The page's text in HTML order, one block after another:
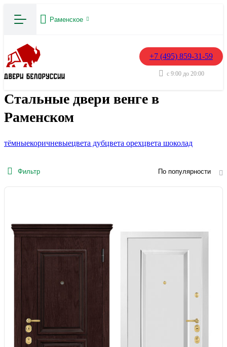
Раменское
+7 (495) 859-31-59
с 9:00 до 20:00
Стальные двери венге в
Раменском
тёмныекоричневыецвета дубцвета орехцвета шоколад
Фильтр По популярности